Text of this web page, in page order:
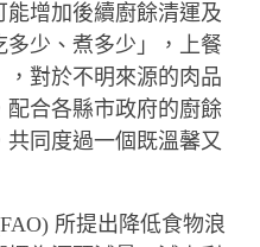
增加後續廚餘清運及
少、煮多少」，上餐
對於不明來源的肉品
合各縣市政府的廚餘
同度過一個既溫馨又
所提出降低食物浪